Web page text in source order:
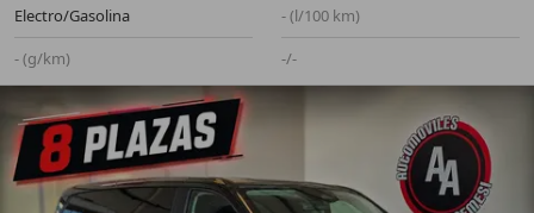
Electro/Gasolina
- (l/100 km)
- (g/km)
-/-